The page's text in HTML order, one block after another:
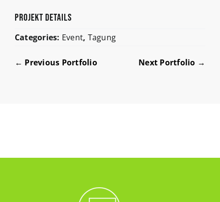
ProjeKt Details
Categories: Event, Tagung
← Previous Portfolio Next Portfolio →